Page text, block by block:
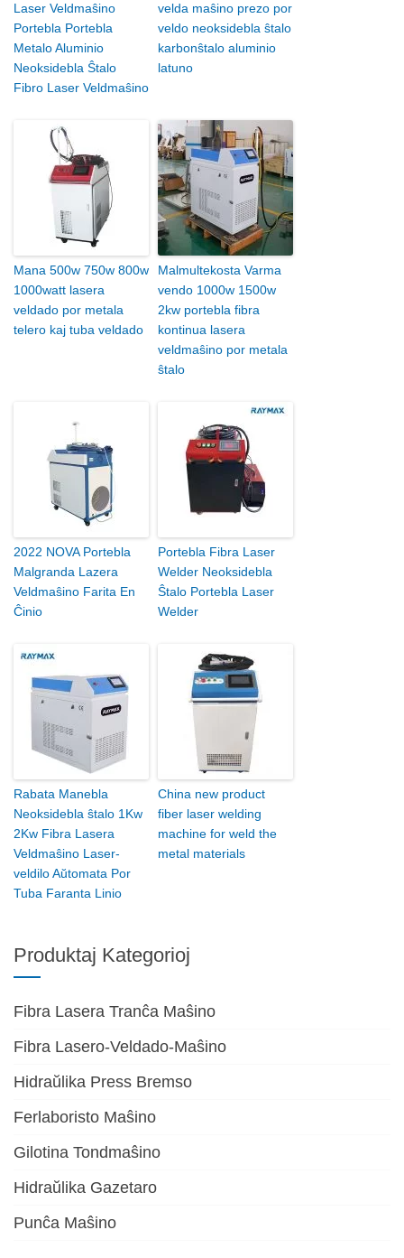
Laser Veldmaŝino
Portebla Portebla
Metalo Aluminio
Neoksidebla Ŝtalo
Fibro Laser Veldmaŝino
velda maŝino prezo por
veldo neoksidebla ŝtalo
karbonŝtalo aluminio
latuno
Mana 500w 750w 800w
1000watt lasera
veldado por metala
telero kaj tuba veldado
Malmultekosta Varma
vendo 1000w 1500w
2kw portebla fibra
kontinua lasera
veldmaŝino por metala
ŝtalo
2022 NOVA Portebla
Malgranda Lazera
Veldmaŝino Farita En
Ĉinio
Portebla Fibra Laser
Welder Neoksidebla
Ŝtalo Portebla Laser
Welder
Rabata Manebla
Neoksidebla ŝtalo 1Kw
2Kw Fibra Lasera
Veldmaŝino Laser-
veldilo Aŭtomata Por
Tuba Faranta Linio
China new product
fiber laser welding
machine for weld the
metal materials
Produktaj Kategorioj
Fibra Lasera Tranĉa Maŝino
Fibra Lasero-Veldado-Maŝino
Hidraŭlika Press Bremso
Ferlaboristo Maŝino
Gilotina Tondmaŝino
Hidraŭlika Gazetaro
Punĉa Maŝino